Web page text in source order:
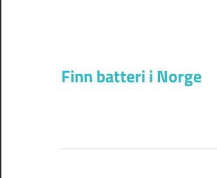
Finn batteri i Norge